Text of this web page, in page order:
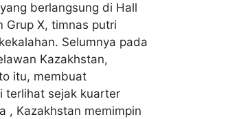
berlangsung di Hall
Grup X, timnas putri
Selumnya pada
Kazakhstan,
itu, membuat
terlihat sejak kuarter
, Kazakhstan memimpin